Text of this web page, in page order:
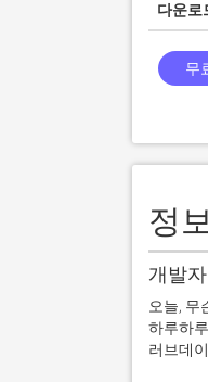
다운로
무
정
개발
오늘, 무
하루하
러브데